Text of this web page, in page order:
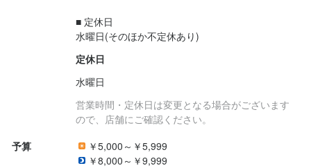
■ 定休日
水曜日(そのほか不定休あり)
定休日
水曜日
営業時間・定休日は変更となる場合がございます
ので、店舗にご確認ください。
予算
￥5,000～￥5,999
￥8,000～￥9,999